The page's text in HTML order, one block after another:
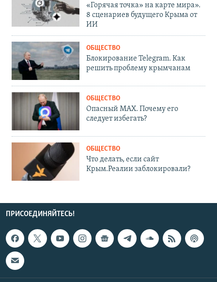
«Горячая точка» на карте мира».
8 сценариев будущего Крыма от
ИИ
ОБЩЕСТВО
Блокирование Telegram. Как
решить проблему крымчанам
ОБЩЕСТВО
Опасный MAX. Почему его
следует избегать?
ОБЩЕСТВО
Что делать, если сайт
Крым.Реалии заблокировали?
ПРИСОЕДИНЯЙТЕСЬ!